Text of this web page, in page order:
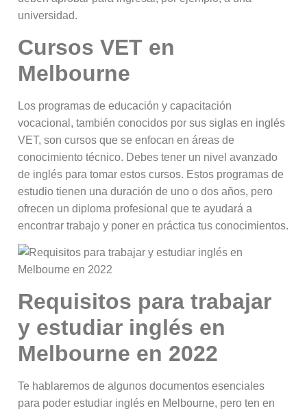
universidad.
Cursos VET en
Melbourne
Los programas de educación y capacitación
vocacional, también conocidos por sus siglas en inglés
VET, son cursos que se enfocan en áreas de
conocimiento técnico. Debes tener un nivel avanzado
de inglés para tomar estos cursos. Estos programas de
estudio tienen una duración de uno o dos años, pero
ofrecen un diploma profesional que te ayudará a
encontrar trabajo y poner en práctica tus conocimientos.
Requisitos para trabajar
y estudiar inglés en
Melbourne en 2022
Te hablaremos de algunos documentos esenciales
para poder estudiar inglés en Melbourne, pero ten en